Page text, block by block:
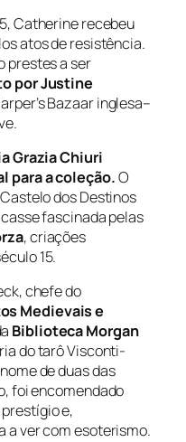
Catherine recebeu
atos de resistência.
prestes a ser
por Justine
Bazaar inglesa–
Grazia Chiuri
para a coleção.O
dos Destinos
fascinada pelas
, criações
15.
chefe do
Medievais e
Biblioteca Morgan
do tarô Visconti-
de duas das
foi encomendado
e,
a ver com esoterismo.